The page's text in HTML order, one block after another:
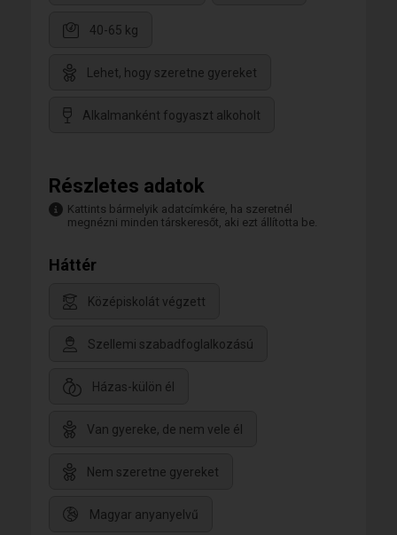
40-65 kg
Lehet, hogy szeretne gyereket
Alkalmanként fogyaszt alkoholt
Részletes adatok
Kattints bármelyik adatcímkére, ha szeretnél
megnézni minden társkeresőt, aki ezt állította be.
Háttér
Középiskolát végzett
Szellemi szabadfoglalkozású
Házas-külön él
Van gyereke, de nem vele él
Nem szeretne gyereket
Magyar anyanyelvű